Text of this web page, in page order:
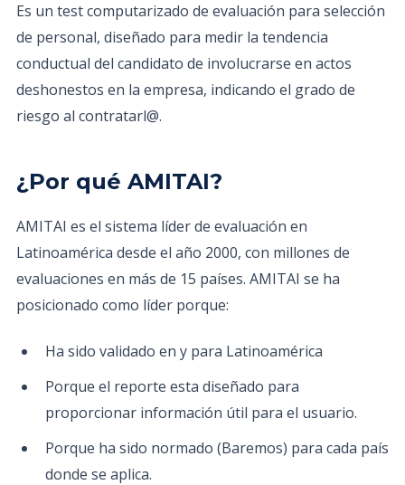
Es un test computarizado de evaluación para selección
de personal, diseñado para medir la tendencia
conductual del candidato de involucrarse en actos
deshonestos en la empresa, indicando el grado de
riesgo al contratarl@.
¿Por qué AMITAI?
AMITAI es el sistema líder de evaluación en
Latinoamérica desde el año 2000, con millones de
evaluaciones en más de 15 países. AMITAI se ha
posicionado como líder porque:
Ha sido validado en y para Latinoamérica
Porque el reporte esta diseñado para
proporcionar información útil para el usuario.
Porque ha sido normado (Baremos) para cada país
donde se aplica.